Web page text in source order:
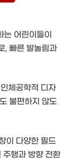
어린이들이
, 빠른 발놀림과
체공학적 디자
불편하지 않도
이 다양한 필드
주행과 방향 전환